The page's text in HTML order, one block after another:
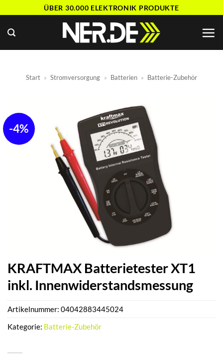
springen
ÜBER 30.000 ELEKTRONIK PRODUKTE
Start » Stromversorgung » Batterien » Batterie-Zubehör
-4%
KRAFTMAX Batterietester XT1
inkl. Innenwiderstandsmessung
Artikelnummer: 04042883445024
Kategorie: Batterie-Zubehör